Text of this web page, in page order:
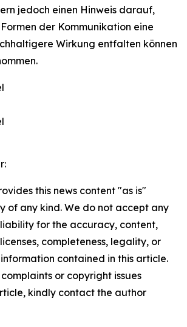
jedoch einen Hinweis darauf,
der Kommunikation eine
Wirkung entfalten können
this news content "as is"
of any kind. We do not accept any
for the accuracy, content,
completeness, legality, or
contained in this article.
or copyright issues
kindly contact the author